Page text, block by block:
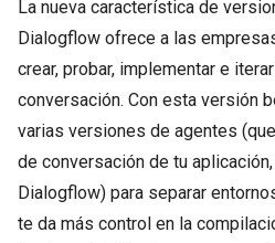
La nueva característica de
Dialogflow ofrece a las
crear, probar, implementar e
conversación. Con esta versión
varias versiones de agentes
de conversación de tu
Dialogflow) para separar
te da más control en la